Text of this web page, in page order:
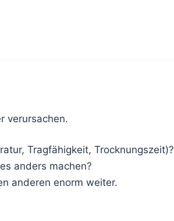
verursachen.
Tragfähigkeit, Trocknungszeit)?
anders machen?
anderen enorm weiter.